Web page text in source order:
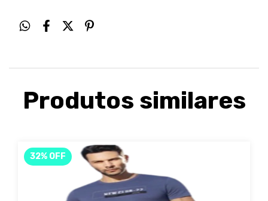
Produtos similares
32% OFF